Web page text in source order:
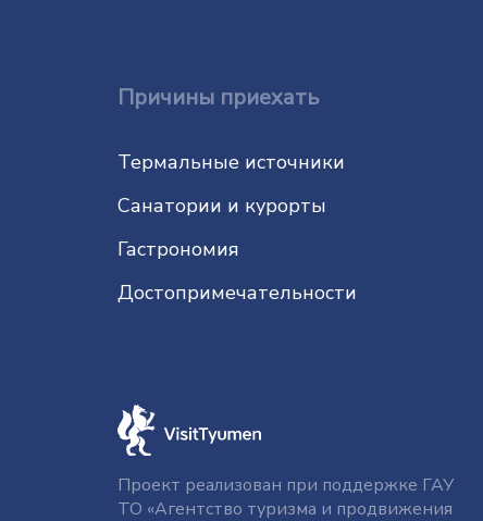
Причины приехать
Термальные источники
Санатории и курорты
Гастрономия
До­сто­при­ме­ча­тель­нос­ти
Проект реализован при поддержке ГАУ
ТО «Агентство туризма и продвижения